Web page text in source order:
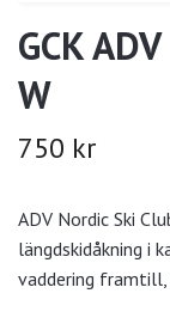
GCK
W
750 kr
ADV Nordic Ski
längdskidåkning i
vaddering